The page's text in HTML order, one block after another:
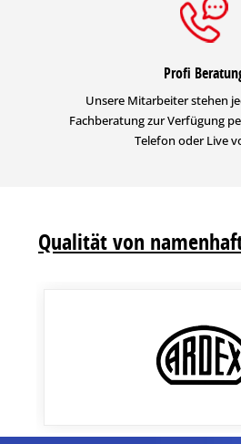
Profi
Unsere Mitarbeiter stehen
Fachberatung zur Verfügung
Telefon oder Live
Qualität von